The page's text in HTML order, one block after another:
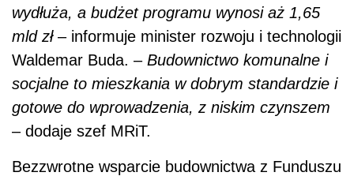
wydłuża, a budżet programu wynosi aż 1,65
mld zł – informuje minister rozwoju i technologii
Waldemar Buda. – Budownictwo komunalne i
socjalne to mieszkania w dobrym standardzie i
gotowe do wprowadzenia, z niskim czynszem
– dodaje szef MRiT.
Bezzwrotne wsparcie budownictwa z Funduszu